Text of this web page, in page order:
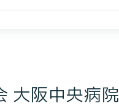
大阪中央病院